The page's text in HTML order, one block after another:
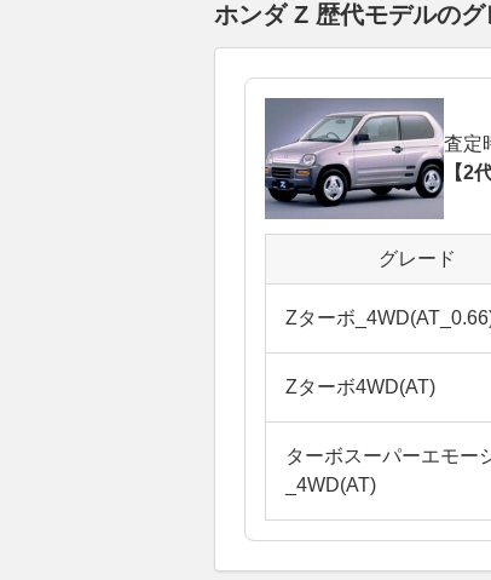
ホンダ Z 歴代モデルの
査定
【2
グレード
Zターボ
Zターボ4WD(AT)
ターボスーパーエモー
_4WD(AT)